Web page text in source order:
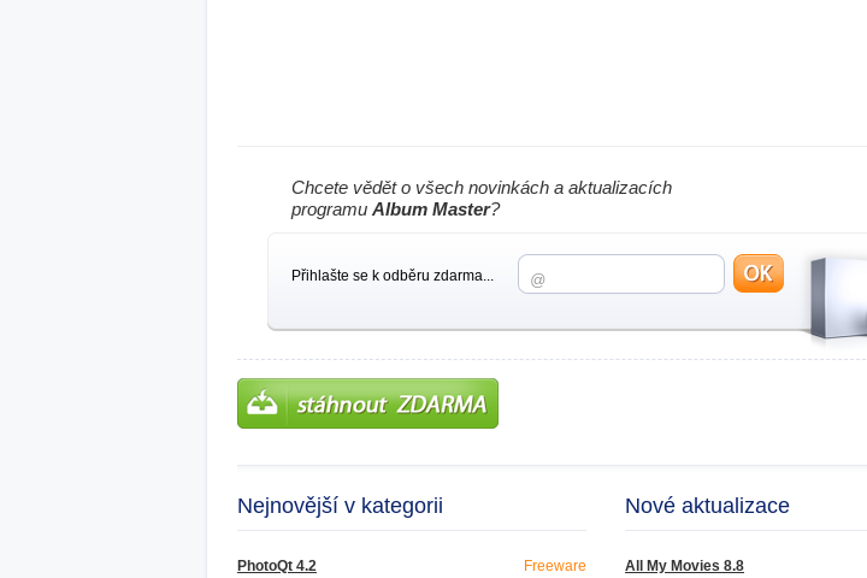
Chcete vědět o všech novinkách a aktualizacích
programu Album Master?
Přihlašte se k odběru zdarma...
Nejnovější v kategorii
PhotoQt 4.2 Freeware
Nové aktualizace
All My Movies 8.8